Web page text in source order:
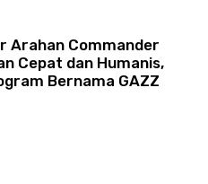
Arahan Commander
Cepat dan Humanis,
Bernama GAZZ